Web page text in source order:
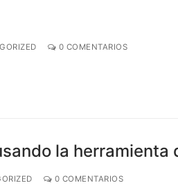
0 COMENTARIOS
la herramienta
0 COMENTARIOS